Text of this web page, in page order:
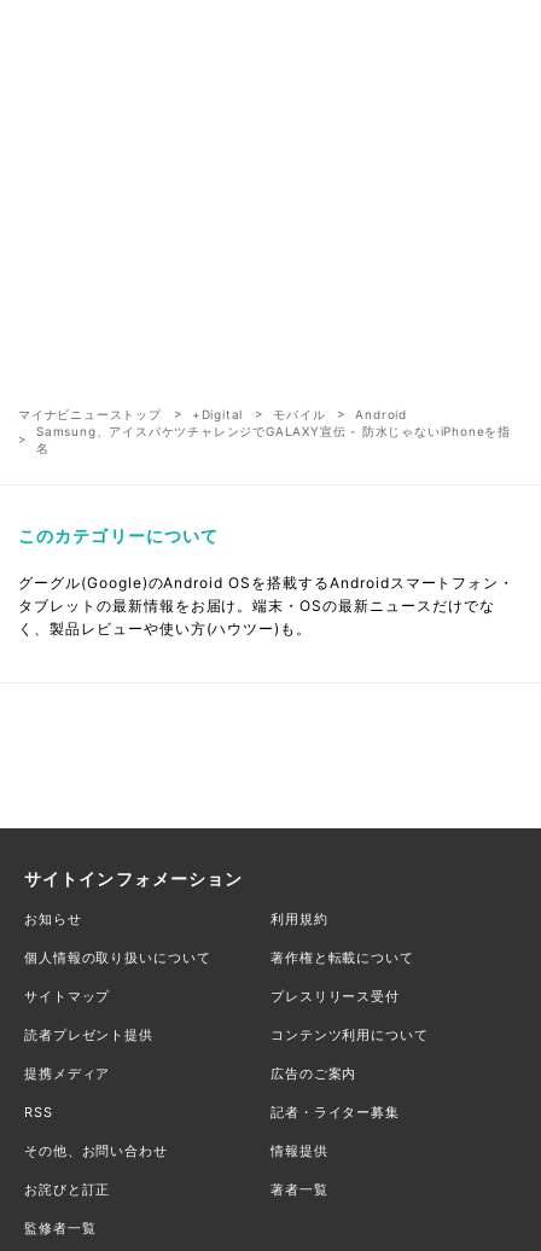
マイナビニューストップ +Digital モバイル
Android
Samsung、アイスバケツチャレンジでGALAXY宣伝 - 防水じゃないiPhoneを指
名
このカテゴリーについて
グーグル(Google)のAndroid OSを搭載するAndroidスマートフォン・
タブレットの最新情報をお届け。端末・OSの最新ニュースだけでな
く、製品レビューや使い方(ハウツー)も。
サイトインフォメーション
お知らせ 利用規約
個人情報の取り扱いについて 著作権と転載について
サイトマップ プレスリリース受付
読者プレゼント提供 コンテンツ利用について
提携メディア 広告のご案内
RSS 記者・ライター募集
その他、お問い合わせ 情報提供
お詫びと訂正 著者一覧
監修者一覧